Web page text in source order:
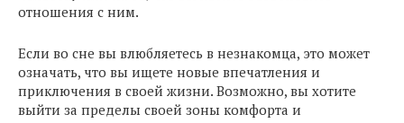
отношения с ним.
Если во сне вы влюбляетесь в незнакомца, это может
означать, что вы ищете новые впечатления и
приключения в своей жизни. Возможно, вы хотите
выйти за пределы своей зоны комфорта и